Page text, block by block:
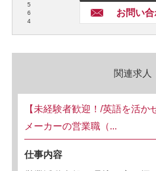
5
6
4
お問い
関連求人
【未経験者歓迎！/英語を活か
メーカーの営業職（...
仕事内容